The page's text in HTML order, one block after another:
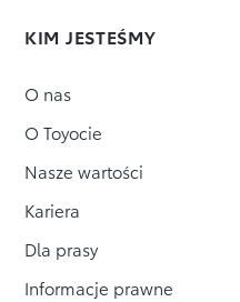
KIM JESTEŚMY
O nas
O Toyocie
Nasze wartości
Kariera
Dla prasy
Informacje prawne